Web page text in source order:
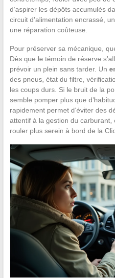
d’aspirer les dépôts accumulés
circuit d’alimentation encrassé,
une réparation coûteuse.
Pour préserver sa mécanique,
Dès que le témoin de réserve
prévoir un plein sans tarder. Un
des pneus, état du filtre,
les coups durs. Si le bruit de la
semble pomper plus que
rapidement permet d’éviter des
attentif à la gestion du carburant,
rouler plus serein à bord de la